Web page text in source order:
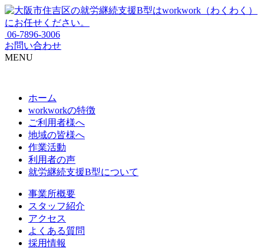
06-7896-3006
お問い合わせ
MENU
ホーム
workworkの特徴
ご利用者様へ
地域の皆様へ
作業活動
利用者の声
就労継続支援B型について
事業所概要
スタッフ紹介
アクセス
よくある質問
採用情報